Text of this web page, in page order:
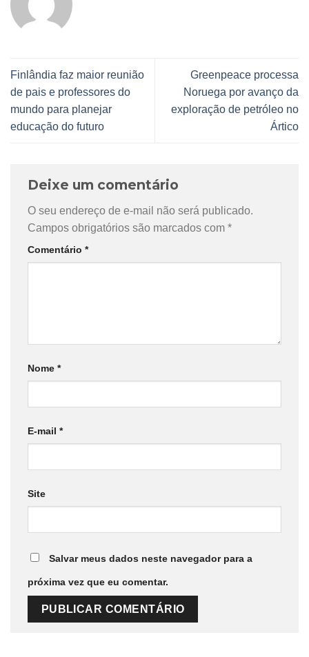
Finlândia faz maior reunião
de pais e professores do
mundo para planejar
educação do futuro
Greenpeace processa
Noruega por avanço da
exploração de petróleo no
Ártico
Deixe um comentário
O seu endereço de e-mail não será publicado.
Campos obrigatórios são marcados com *
Comentário *
Nome *
E-mail *
Site
Salvar meus dados neste navegador para a
próxima vez que eu comentar.